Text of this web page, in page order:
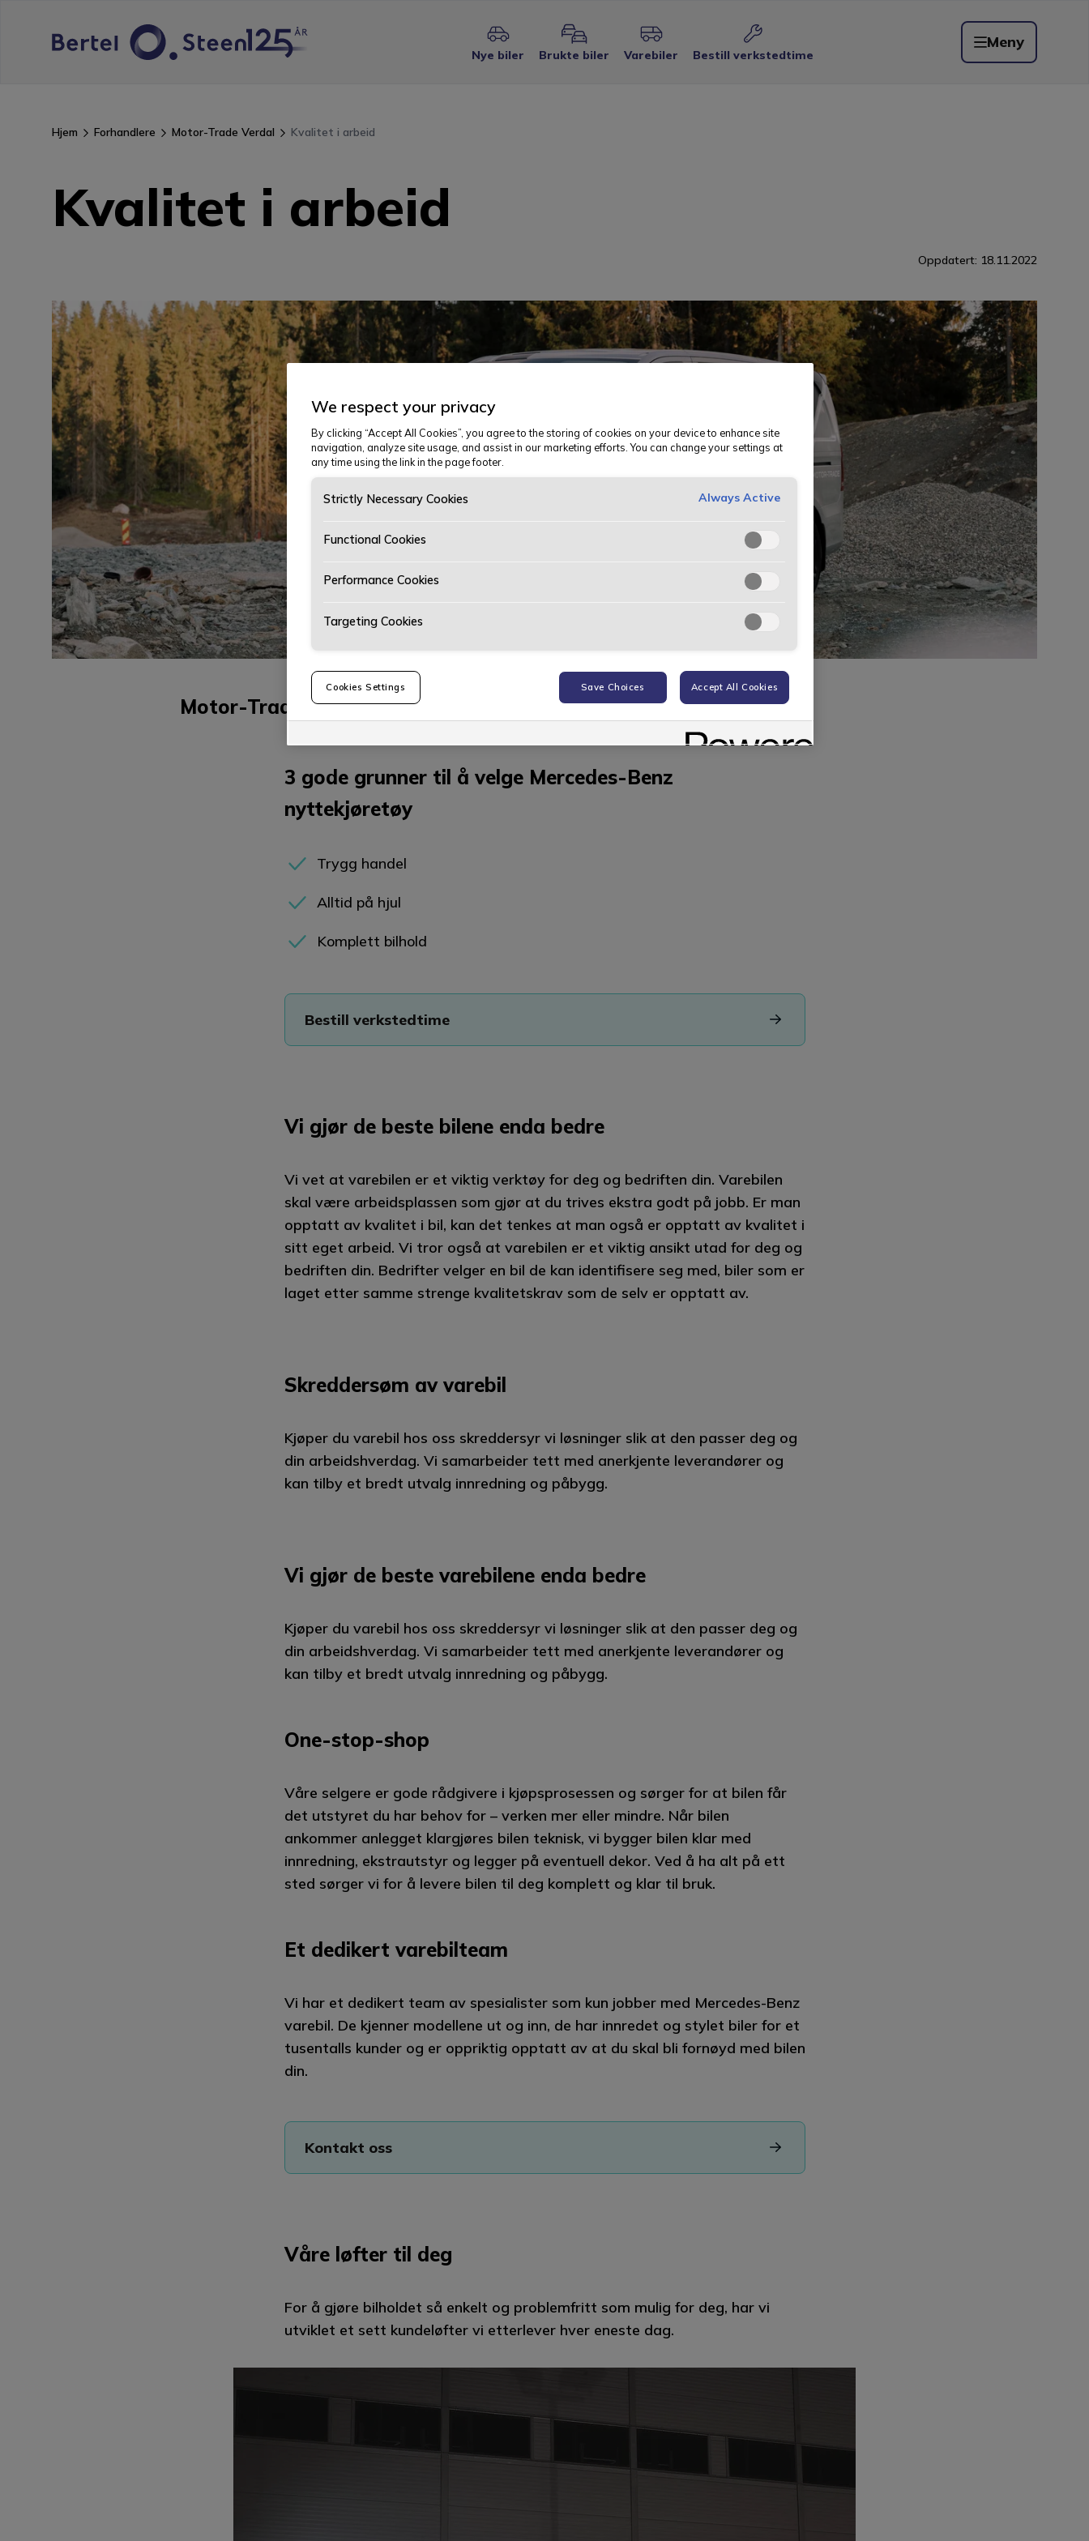
Nye biler Brukte biler Varebiler Bestill verkstedtime
Meny
Hjem Forhandlere Motor-Trade Verdal Kvalitet i arbeid
Kvalitet i arbeid
Oppdatert: 18.11.2022
Motor-Trade Verdal - Mercedes-Benz Proffsenter
3 gode grunner til å velge Mercedes-Benz
nyttekjøretøy
Trygg handel
Alltid på hjul
Komplett bilhold
Bestill verkstedtime
Vi gjør de beste bilene enda bedre
Vi vet at varebilen er et viktig verktøy for deg og bedriften din. Varebilen
skal være arbeidsplassen som gjør at du trives ekstra godt på jobb. Er man
opptatt av kvalitet i bil, kan det tenkes at man også er opptatt av kvalitet i
sitt eget arbeid. Vi tror også at varebilen er et viktig ansikt utad for deg og
bedriften din. Bedrifter velger en bil de kan identifisere seg med, biler som er
laget etter samme strenge kvalitetskrav som de selv er opptatt av.
Skreddersøm av varebil
Kjøper du varebil hos oss skreddersyr vi løsninger slik at den passer deg og
din arbeidshverdag. Vi samarbeider tett med anerkjente leverandører og
kan tilby et bredt utvalg innredning og påbygg.
Vi gjør de beste varebilene enda bedre
Kjøper du varebil hos oss skreddersyr vi løsninger slik at den passer deg og
din arbeidshverdag. Vi samarbeider tett med anerkjente leverandører og
kan tilby et bredt utvalg innredning og påbygg.
One-stop-shop
Våre selgere er gode rådgivere i kjøpsprosessen og sørger for at bilen får
det utstyret du har behov for – verken mer eller mindre. Når bilen
ankommer anlegget klargjøres bilen teknisk, vi bygger bilen klar med
innredning, ekstrautstyr og legger på eventuell dekor. Ved å ha alt på ett
sted sørger vi for å levere bilen til deg komplett og klar til bruk.
Et dedikert varebilteam
Vi har et dedikert team av spesialister som kun jobber med Mercedes-Benz
varebil. De kjenner modellene ut og inn, de har innredet og stylet biler for et
tusentalls kunder og er oppriktig opptatt av at du skal bli fornøyd med bilen
din.
Kontakt oss
Våre løfter til deg
For å gjøre bilholdet så enkelt og problemfritt som mulig for deg, har vi
utviklet et sett kundeløfter vi etterlever hver eneste dag.
We respect your privacy
By clicking “Accept All Cookies”, you agree to the storing of cookies on your device to enhance site
navigation, analyze site usage, and assist in our marketing efforts. You can change your settings at
any time using the link in the page footer.
Strictly Necessary Cookies Always Active
Functional Cookies
Performance Cookies
Targeting Cookies
Cookies Settings Save Choices Accept All Cookies